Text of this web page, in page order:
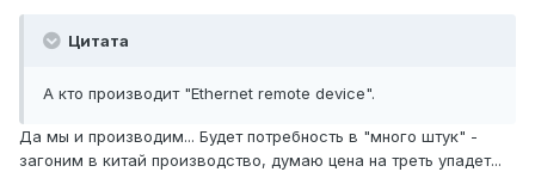
Цитата
А кто производит "Ethernet remote device".
Да мы и производим... Будет потребность в "много штук" -
загоним в китай производство, думаю цена на треть упадет...